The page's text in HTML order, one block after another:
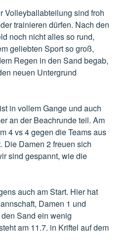
Volleyballabteilung sind froh
trainieren dürfen. Nach den
noch nicht alles so rund,
geliebten Sport so groß,
Regen in den Sand begab,
neuen Untergrund
in vollem Gange und auch
an der Beachrunde teil. Am
4 vs 4 gegen die Teams aus
Die Damen 2 freuen sich
sind gespannt, wie die
auch am Start. Hier hat
Damen 1 und
Sand ein wenig
am 11.7. in Kriftel auf dem